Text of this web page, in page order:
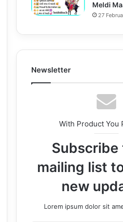
Meldi
27
Newsletter
With Product You
Subscribe
mailing list
new
Lorem ipsum dolor sit